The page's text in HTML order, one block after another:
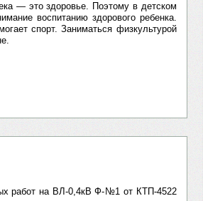
— это здоровье. Поэтому в детском
воспитанию здорового ребенка.
спорт. Заниматься физкультурой
работ на ВЛ-0,4кВ Ф-№1 от КТП-4522